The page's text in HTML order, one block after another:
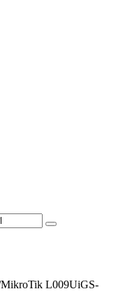
MikroTik L009UiGS-